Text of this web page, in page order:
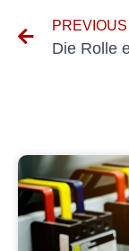
PREVIOUS